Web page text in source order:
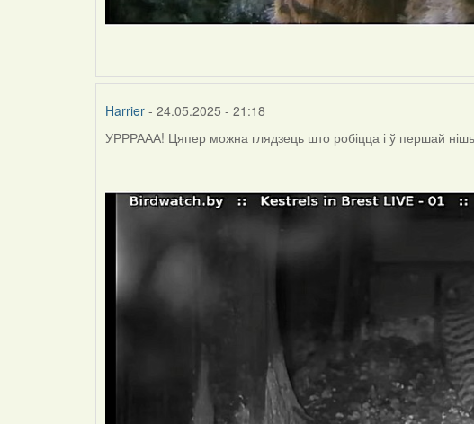
Harrier - 24.05.2025 - 21:18
УРРРААА! Цяпер можна глядзець што робіцца і ў першай